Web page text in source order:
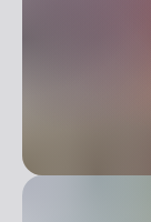
Utilizzo di
nel menu